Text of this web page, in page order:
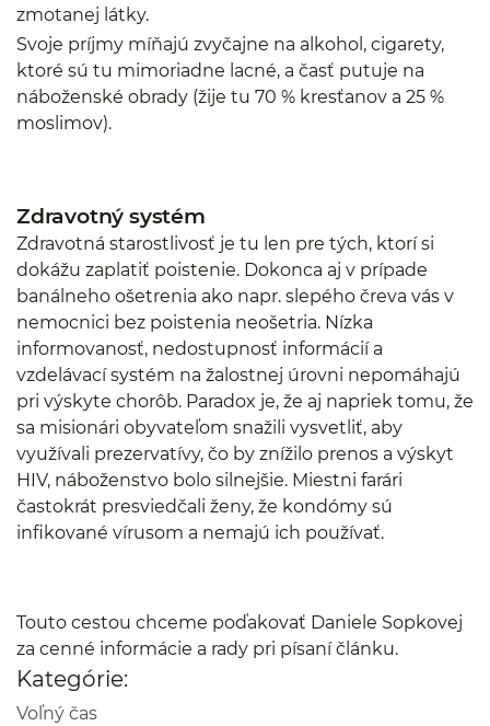
zmotanej látky.
Svoje príjmy míňajú zvyčajne na alkohol, cigarety,
ktoré sú tu mimoriadne lacné, a časť putuje na
náboženské obrady (žije tu 70 % kresťanov a 25 %
moslimov).
Zdravotný systém
Zdravotná starostlivosť je tu len pre tých, ktorí si
dokážu zaplatiť poistenie. Dokonca aj v prípade
banálneho ošetrenia ako napr. slepého čreva vás v
nemocnici bez poistenia neošetria. Nízka
informovanosť, nedostupnosť informácií a
vzdelávací systém na žalostnej úrovni nepomáhajú
pri výskyte chorôb. Paradox je, že aj napriek tomu, že
sa misionári obyvateľom snažili vysvetliť, aby
využívali prezervatívy, čo by znížilo prenos a výskyt
HIV, náboženstvo bolo silnejšie. Miestni farári
častokrát presviedčali ženy, že kondómy sú
infikované vírusom a nemajú ich používať.
Touto cestou chceme poďakovať Daniele Sopkovej
za cenné informácie a rady pri písaní článku.
Kategórie:
Voľný čas